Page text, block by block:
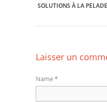
SOLUTIONS À LA
Laisser un
Name *